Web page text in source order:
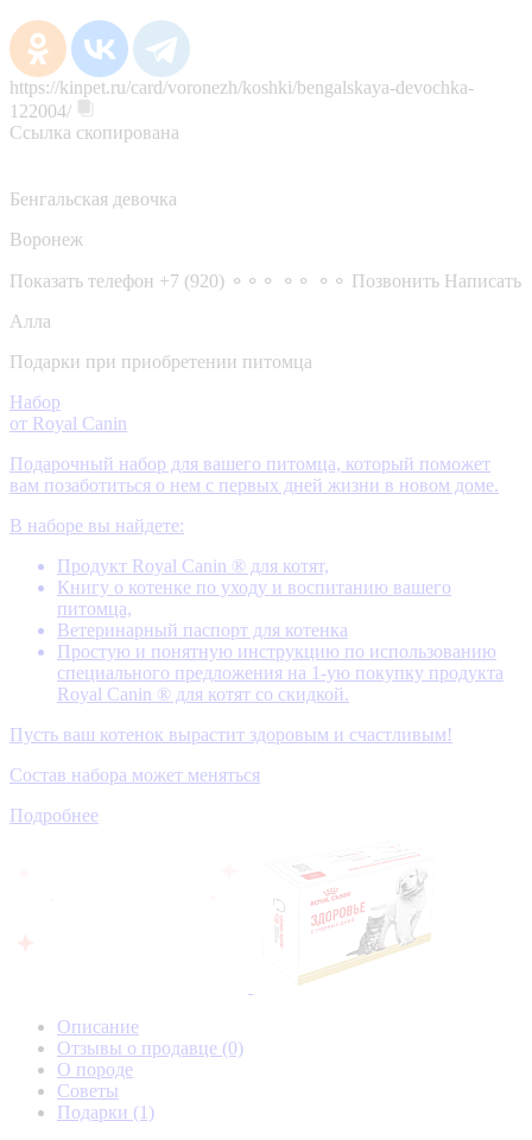
https://kinpet.ru/card/voronezh/koshki/bengalskaya-devochka-
122004/
Ссылка скопирована
Бенгальская девочка
Воронеж
Показать телефон +7 (920) ⚬⚬⚬ ⚬⚬ ⚬⚬ Позвонить Написать
Алла
Подарки при приобретении питомца
Набор
от Royal Canin
Подарочный набор для вашего питомца, который поможет
вам позаботиться о нем с первых дней жизни в новом доме.
В наборе вы найдете:
Продукт Royal Canin ® для котят,
Книгу о котенке по уходу и воспитанию вашего
питомца,
Ветеринарный паспорт для котенка
Простую и понятную инструкцию по использованию
специального предложения на 1-ую покупку продукта
Royal Canin ® для котят со скидкой.
Пусть ваш котенок вырастит здоровым и счастливым!
Состав набора может меняться
Подробнее
Описание
Отзывы о продавце (0)
О породе
Советы
Подарки (1)